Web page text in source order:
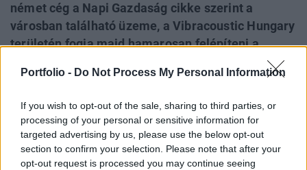
Portfolio - Do Not Process My Personal Information
If you wish to opt-out of the sale, sharing to third parties, or
processing of your personal or sensitive information for
targeted advertising by us, please use the below opt-out
section to confirm your selection. Please note that after your
opt-out request is processed you may continue seeing
német cég a Napi Gazdaság cikke szerint a
városban található üzeme, a Vibracoustic Hungary
területén fogja majd hamarosan felépíteni a
országokba szállít részegységeket a tervek
homály fedi.
A lap érdeklődésére a német cég központjában nem
reagáltak, a nyíregyházi polgármesteri hivatalban csak